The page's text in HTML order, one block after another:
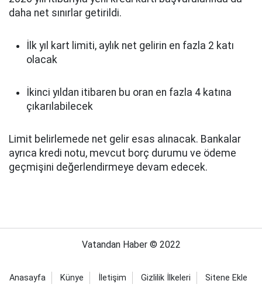
daha net sınırlar getirildi.
İlk yıl kart limiti, aylık net gelirin en fazla 2 katı
olacak
İkinci yıldan itibaren bu oran en fazla 4 katına
çıkarılabilecek
Limit belirlemede net gelir esas alınacak. Bankalar
ayrıca kredi notu, mevcut borç durumu ve ödeme
geçmişini değerlendirmeye devam edecek.
Vatandan Haber © 2022
Anasayfa Künye İletişim Gizlilik İlkeleri Sitene Ekle